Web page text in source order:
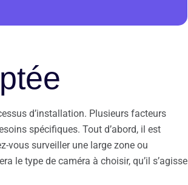
d’installation. Plusieurs facteurs
spécifiques. Tout d’abord, il est
vous surveiller une large zone ou
le type de caméra à choisir, qu’il s’agisse